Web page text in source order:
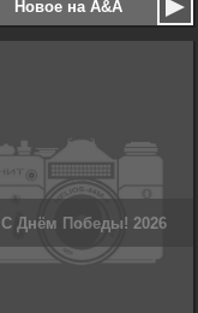
Новое на A&A
С Днём Победы! 2026